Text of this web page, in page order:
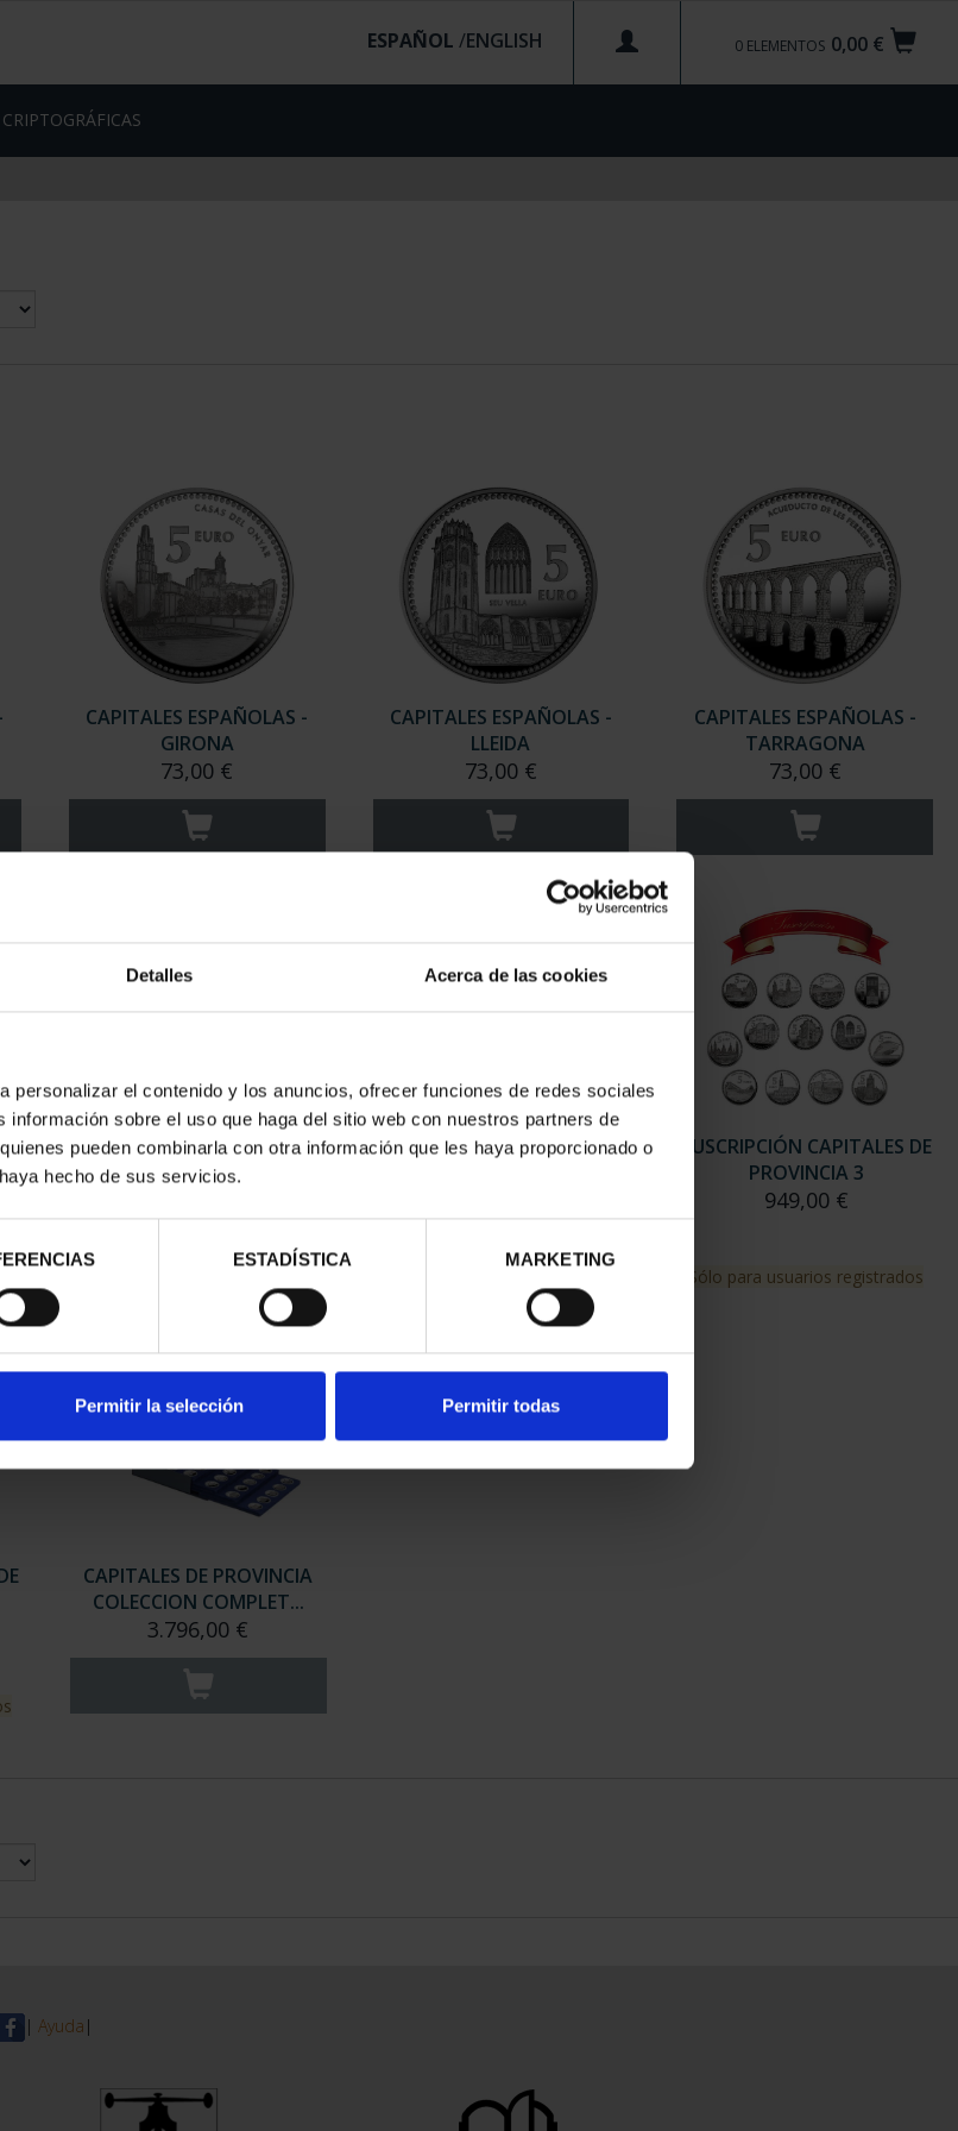
Detalles Acerca de las cookies
personalizar el contenido y los anuncios, ofrecer funciones de redes sociales
sobre el uso que haga del sitio web con nuestros partners de
pueden combinarla con otra información que les haya proporcionado o
hecho de sus servicios.
ESTADÍSTICA MARKETING
Permitir la selección Permitir todas
0,00 €
0 ELEMENTOS
ESPAÑOL /
CAPITALES ESPAÑOLAS -
GIRONA
73,00 €
CAPITALES ESPAÑOLAS -
LLEIDA
73,00 €
CAPITALES ESPAÑOLAS -
TARRAGONA
73,00 €
-
SUSCRIPCIÓN CAPITALES DE
PROVINCIA 1
SUSCRIPCIÓN CAPITALES DE
SUSCRIPCIÓN CAPITALES DE
PROVINCIA 3
949,00 €
Sólo para usuarios registrados
CAPITALES DE PROVINCIA
COLECCION COMPLET...
3.796,00 €
| Ayuda |